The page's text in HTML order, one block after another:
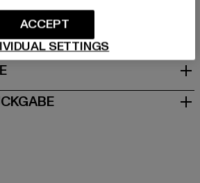
SETTINGS
ACCEPT